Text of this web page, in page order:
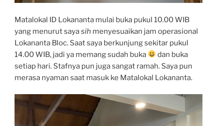
Matalokal ID Lokananta mulai buka pukul 10.00 WIB
yang menurut sayasih menyesuaikan jam operasional
Lokananta Bloc. Saat saya berkunjung sekitar pukul
14.00 WIB, jadi ya memang sudah buka
dan buka
setiap hari. Stafnya pun juga sangat ramah. Saya pun
merasa nyaman saat masuk ke Matalokal Lokananta.